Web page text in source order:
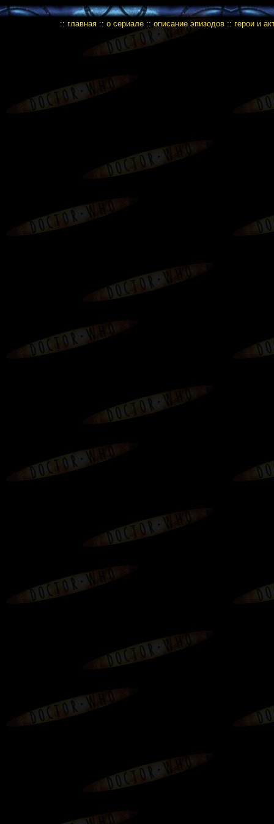
:: главная :: о сериале :: описание эпизодов :: герои и